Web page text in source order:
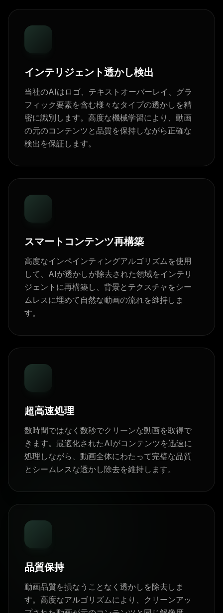
インテリジェント透かし検出
当社のAIはロゴ、テキストオーバーレイ、グラ
フィック要素を含む様々なタイプの透かしを精
密に識別します。高度な機械学習により、動画
の元のコンテンツと品質を保持しながら正確な
検出を保証します。
スマートコンテンツ再構築
高度なインペインティングアルゴリズムを使用
して、AIが透かしが除去された領域をインテリ
ジェントに再構築し、背景とテクスチャをシー
ムレスに埋めて自然な動画の流れを維持しま
す。
超高速処理
数時間ではなく数秒でクリーンな動画を取得で
きます。最適化されたAIがコンテンツを迅速に
処理しながら、動画全体にわたって完璧な品質
とシームレスな透かし除去を維持します。
品質保持
動画品質を損なうことなく透かしを除去しま
す。高度なアルゴリズムにより、クリーンアッ